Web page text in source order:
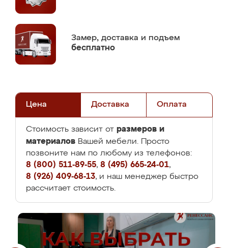
Замер, доставка и подъем
бесплатно
Цена Доставка Оплата
Стоимость зависит от размеров и
материалов Вашей мебели. Просто
позвоните нам по любому из телефонов:
8 (800) 511-89-55, 8 (495) 665-24-01,
8 (926) 409-68-13, и наш менеджер быстро
рассчитает стоимость.